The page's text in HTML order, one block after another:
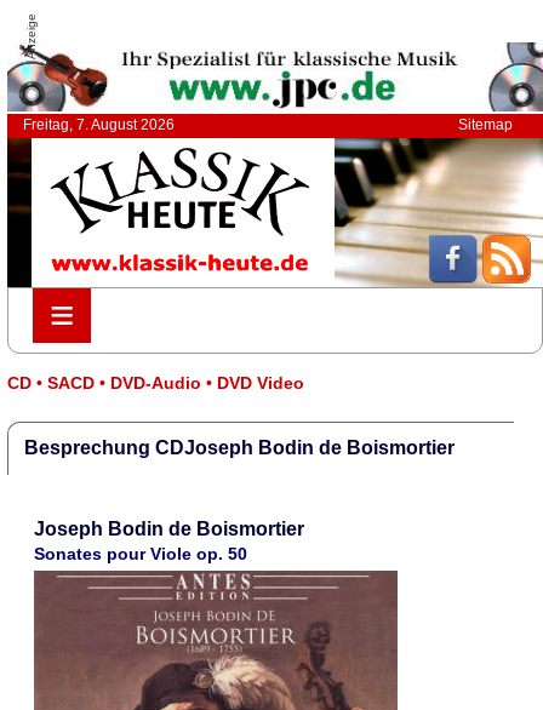
Anzeige
Freitag, 7. August 2026 Sitemap
≡
≡
CD • SACD • DVD-Audio • DVD Video
Besprechung CDJoseph Bodin de Boismortier
Joseph Bodin de Boismortier
Sonates pour Viole op. 50